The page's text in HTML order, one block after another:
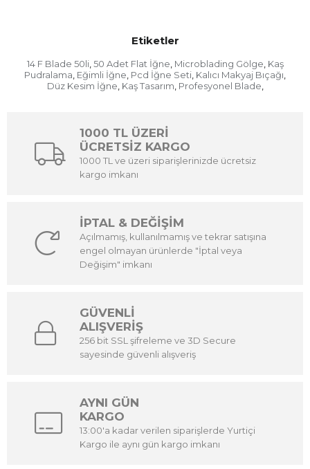
Etiketler
14 F Blade 50li, 50 Adet Flat İğne, Microblading Gölge, Kaş
Pudralama, Eğimli İğne, Pcd İğne Seti, Kalıcı Makyaj Bıçağı,
Düz Kesim İğne, Kaş Tasarım, Profesyonel Blade,
1000 TL ÜZERİ
ÜCRETSİZ KARGO
1000 TL ve üzeri siparişlerinizde ücretsiz
kargo imkanı
İPTAL & DEĞİŞİM
Açılmamış, kullanılmamış ve tekrar satışına
engel olmayan ürünlerde "İptal veya
Değişim" imkanı
GÜVENLİ
ALIŞVERİŞ
256 bit SSL şifreleme ve 3D Secure
sayesinde güvenli alışveriş
AYNI GÜN
KARGO
13:00'a kadar verilen siparişlerde Yurtiçi
Kargo ile aynı gün kargo imkanı